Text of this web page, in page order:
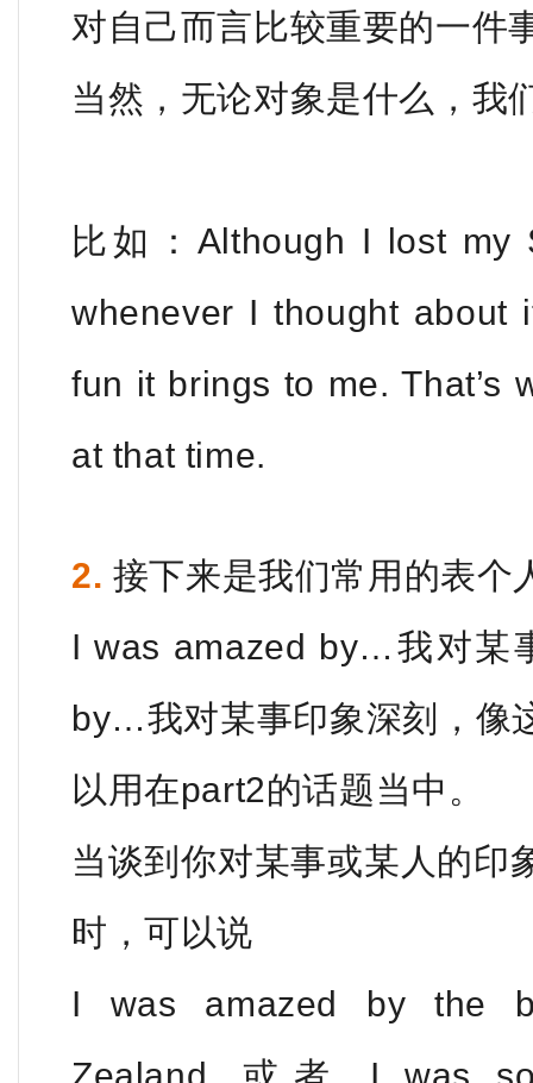
对自己而言比较重要的一件
当然，无论对象是什么，我
比如：Although I lost my
whenever I thought about
fun it brings to me. That’s
at that time.
2. 接下来是我们常用的表个
I was amazed by…我对某
by…我对某事印象深刻，像
以用在part2的话题当中。
当谈到你对某事或某人的印
时，可以说
I was amazed by the